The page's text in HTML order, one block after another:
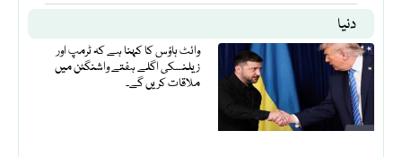
دنیا
وائٹ ہاؤس کا کہنا ہے کہ ٹرمپ اور
زیلنسکی اگلے ہفتے واشنگٹن میں
ملاقات کریں گے۔